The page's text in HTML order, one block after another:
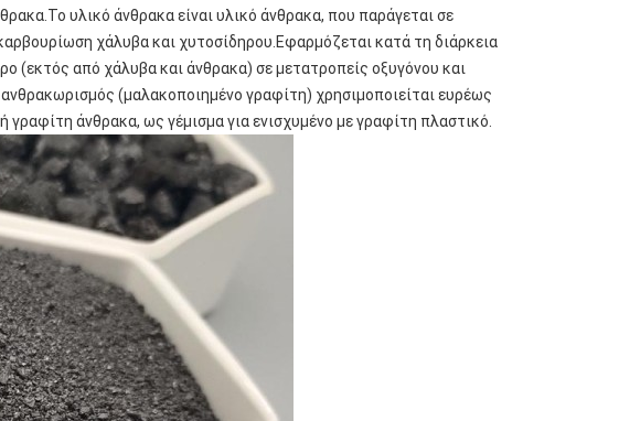
υλικό άνθρακα είναι υλικό άνθρακα, που παράγεται σε
χάλυβα και χυτοσίδηρου.Εφαρμόζεται κατά τη διάρκεια
(εκτός από χάλυβα και άνθρακα) σε μετατροπείς οξυγόνου και
(μαλακοποιημένο γραφίτη) χρησιμοποιείται ευρέως
άνθρακα, ως γέμισμα για ενισχυμένο με γραφίτη πλαστικό.